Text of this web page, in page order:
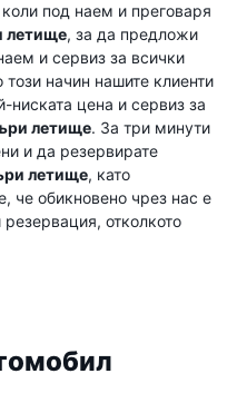
под наем и преговаря
летище, за да предложи
и сервиз за всички
този начин нашите клиенти
ниската цена и сервиз за
летище. За три минути
и да резервирате
летище, като
че обикновено чрез нас е
отколкото